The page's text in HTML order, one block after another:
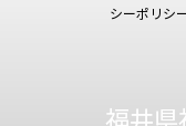
シーポリシ
福井